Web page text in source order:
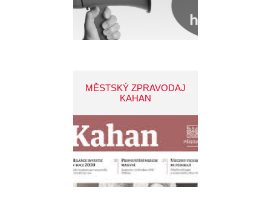
MĚSTSKÝ ZPRAVODAJ
KAHAN